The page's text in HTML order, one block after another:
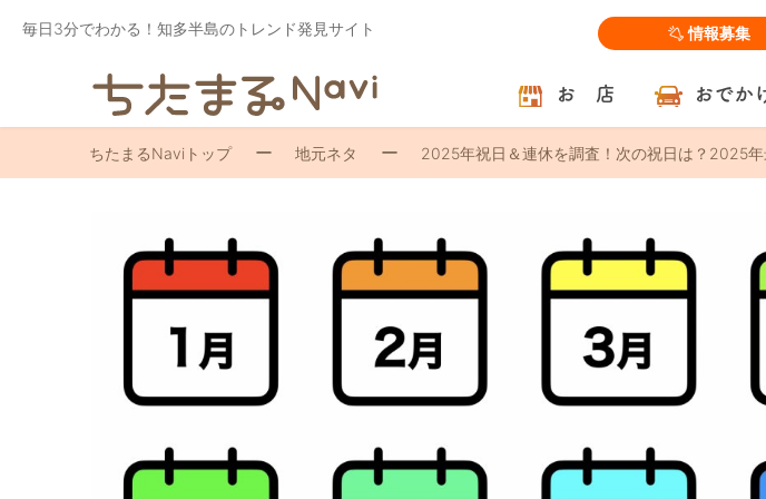
毎日3分でわかる！知多半島のトレンド発見サイト 情報募集
お 店 おでか
ちたまるNaviトップ 地元ネタ 2025年祝日＆連休を調査！次の祝日は？2025年